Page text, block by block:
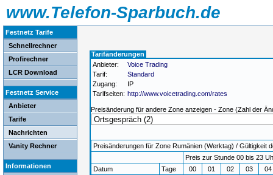
www.Telefon-Sparbuch.de
Festnetz Tarife
Schnellrechner
Profirechner
LCR Download
Festnetz Service
Anbieter
Tarife
Nachrichten
Vanity Rechner
Informationen
Tarifänderungen
Anbieter:
Voice Trading
Tarif:
Standard
Zugang:
IP
Tarifseiten: http://www.voicetrading.com/rates
Preisänderung für andere Zone anzeigen - Zone (Zahl der
Preisänderungen für Zone Rumänien (Werktag) / Gültigkeit
Preis zur Stunde 00 bis 23
Datum
Tage 00 01 02 03